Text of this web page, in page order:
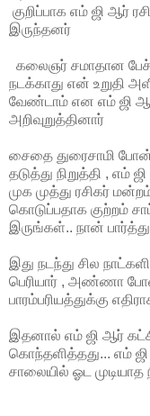
குறிப்பாக எம் ஜி ஆர்
இருந்தனர்
கலைஞர் சமாதான
நடக்காது என் உறுதி
வேண்டாம் என எம் ஜி
அறிவுறுத்தினார்
சைதை துரைசாமி
தடுத்து நிறுத்தி , எம்
முக முத்து ரசிகர்
கொடுப்பதாக குற்றம்
இருங்கள்.. நான்
இது நடந்து சில
பெரியார் , அண்ணா
பாரம்பரியத்துக்கு
இதனால் எம் ஜி ஆர்
கொந்தளித்தது... எம்
சாலையில் ஓட முடியாத